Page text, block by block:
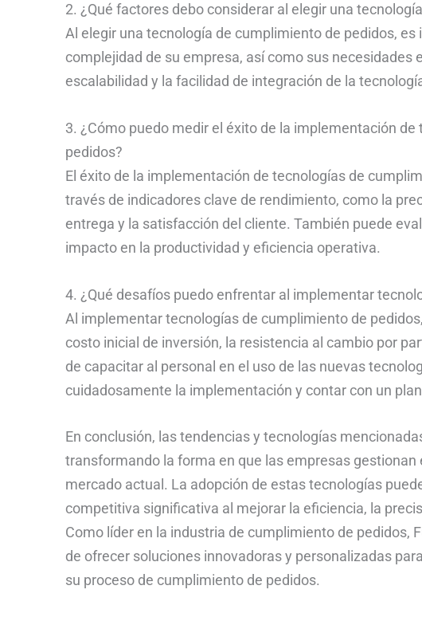
2. ¿Qué factores debo considerar al elegir una
Al elegir una tecnología de cumplimiento de pedidos,
complejidad de su empresa, así como sus necesidades
escalabilidad y la facilidad de integración de la
3. ¿Cómo puedo medir el éxito de la implementación
pedidos?
El éxito de la implementación de tecnologías de
través de indicadores clave de rendimiento, como la
entrega y la satisfacción del cliente. También puede
impacto en la productividad y eficiencia operativa.
4. ¿Qué desafíos puedo enfrentar al implementar
Al implementar tecnologías de cumplimiento de
costo inicial de inversión, la resistencia al cambio por
de capacitar al personal en el uso de las nuevas
cuidadosamente la implementación y contar con un
En conclusión, las tendencias y tecnologías
transformando la forma en que las empresas gestionan
mercado actual. La adopción de estas tecnologías
competitiva significativa al mejorar la eficiencia, la
Como líder en la industria de cumplimiento de pedidos,
de ofrecer soluciones innovadoras y personalizadas
su proceso de cumplimiento de pedidos.